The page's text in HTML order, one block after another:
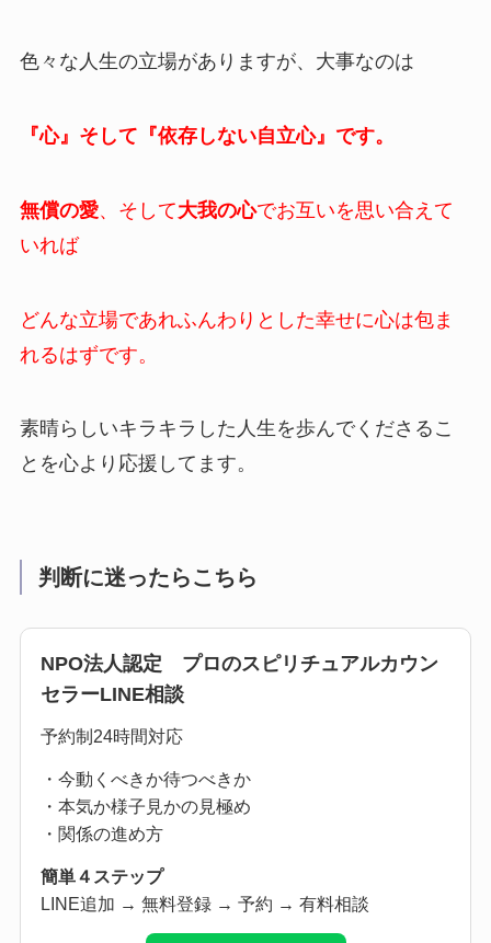
色々な人生の立場がありますが、大事なのは
『心』そして『依存しない自立心』です。
無償の愛、そして大我の心でお互いを思い合えて
いれば
どんな立場であれふんわりとした幸せに心は包ま
れるはずです。
素晴らしいキラキラした人生を歩んでくださるこ
とを心より応援してます。
判断に迷ったらこちら
NPO法人認定 プロのスピリチュアルカウン
セラーLINE相談
予約制24時間対応
・今動くべきか待つべきか
・本気か様子見かの見極め
・関係の進め方
簡単４ステップ
LINE追加 → 無料登録 → 予約 → 有料相談